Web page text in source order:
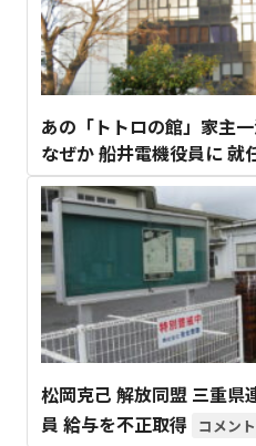
あの「トトロの館」家主
なぜか 船井電機役員に 就
松岡克己 解放同盟 三重県
員 給与を不正取得